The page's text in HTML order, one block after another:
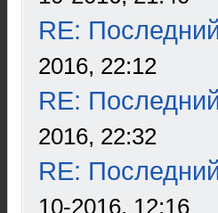
RE:
2016, 22:12
RE:
2016, 22:32
RE:
10-2016, 12:16